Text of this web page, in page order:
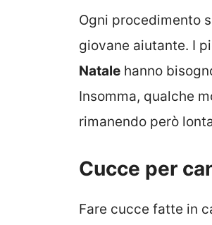
Ogni procedimento
giovane aiutante. I
Natale hanno
Insomma, qualche
rimanendo però
Cucce per
Fare cucce fatte in